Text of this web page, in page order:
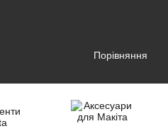
Порівняння